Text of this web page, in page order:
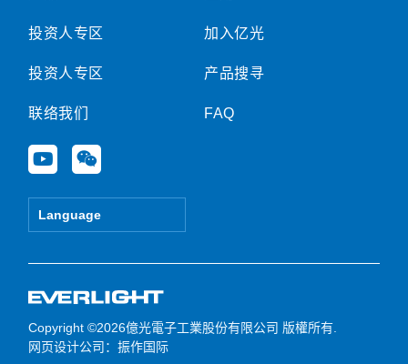
投资人专区
投资人专区
联络我们
Y
o
u
e
W
e
i
Language
加入亿光
产品搜寻
FAQ
Copyright ©2026億光電子工業股份有限公司 版權所有.
网页设计公司 ：振作国际